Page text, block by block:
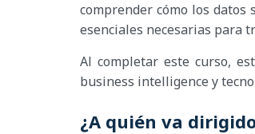
comprender cómo los
esenciales necesarias para
Al completar este curso,
business intelligence y
¿A quién va